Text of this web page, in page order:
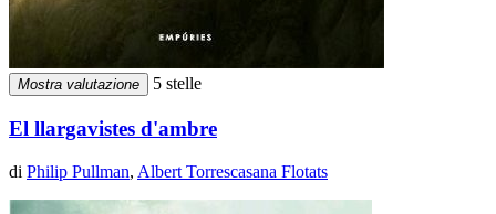
Mostra valutazione 5 stelle
El llargavistes d'ambre
di Philip Pullman, Albert Torrescasana Flotats